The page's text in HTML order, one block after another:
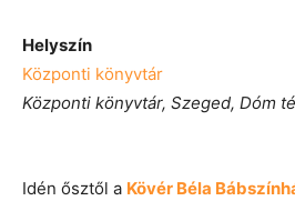
Helyszín
Központi könyvtár
Központi könyvtár, Szeged, Dóm
Idén ősztől a Kövér Béla